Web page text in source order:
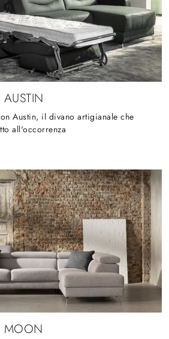
Austin, il divano artigianale che
all'occorrenza
MOON